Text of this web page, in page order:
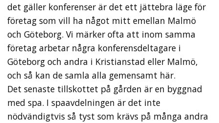
det gäller konferenser är det ett jättebra läge för
företag som vill ha något mitt emellan Malmö
och Göteborg. Vi märker ofta att inom samma
företag arbetar några konferensdeltagare i
Göteborg och andra i Kristianstad eller Malmö,
och så kan de samla alla gemensamt här.
Det senaste tillskottet på gården är en byggnad
med spa. I spaavdelningen är det inte
nödvändigtvis så tyst som krävs på många andra